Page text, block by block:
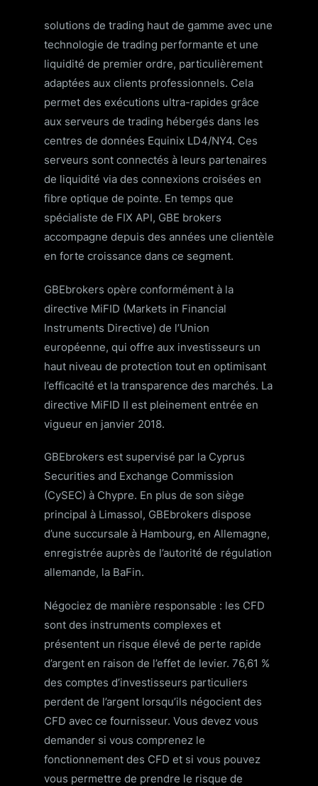
solutions de trading haut de gamme avec une
technologie de trading performante et une
liquidité de premier ordre, particulièrement
adaptées aux clients professionnels. Cela
permet des exécutions ultra-rapides grâce
aux serveurs de trading hébergés dans les
centres de données Equinix LD4/NY4. Ces
serveurs sont connectés à leurs partenaires
de liquidité via des connexions croisées en
fibre optique de pointe. En temps que
spécialiste de FIX API, GBE brokers
accompagne depuis des années une clientèle
en forte croissance dans ce segment.
GBEbrokers opère conformément à la
directive MiFID (Markets in Financial
Instruments Directive) de l’Union
européenne, qui offre aux investisseurs un
haut niveau de protection tout en optimisant
l’efficacité et la transparence des marchés. La
directive MiFID II est pleinement entrée en
vigueur en janvier 2018.
GBEbrokers est supervisé par la Cyprus
Securities and Exchange Commission
(CySEC) à Chypre. En plus de son siège
principal à Limassol, GBEbrokers dispose
d’une succursale à Hambourg, en Allemagne,
enregistrée auprès de l’autorité de régulation
allemande, la BaFin.
Négociez de manière responsable : les CFD
sont des instruments complexes et
présentent un risque élevé de perte rapide
d’argent en raison de l’effet de levier. 76,61 %
des comptes d’investisseurs particuliers
perdent de l’argent lorsqu’ils négocient des
CFD avec ce fournisseur. Vous devez vous
demander si vous comprenez le
fonctionnement des CFD et si vous pouvez
vous permettre de prendre le risque de